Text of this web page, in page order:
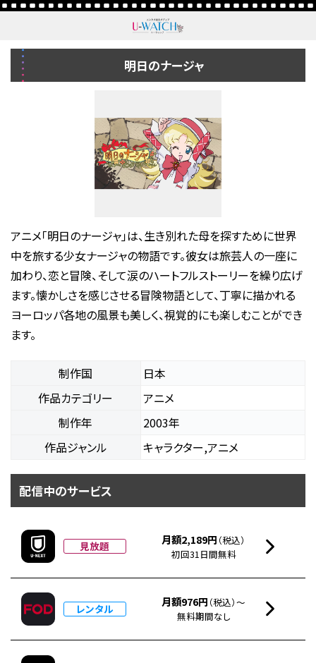
明日のナージャ
アニメ「明日のナージャ」は、生き別れた母を探すために世界
中を旅する少女ナージャの物語です。彼女は旅芸人の一座に
加わり、恋と冒険、そして涙のハートフルストーリーを繰り広げ
ます。懐かしさを感じさせる冒険物語として、丁寧に描かれる
ヨーロッパ各地の風景も美しく、視覚的にも楽しむことができ
ます。
制作国
日本
作品カテゴリー
アニメ
制作年
2003年
作品ジャンル
キャラクター,アニメ
配信中のサービス
見放題 月額2,189円 （税込）
初回31日間無料
レンタル 月額976円 （税込）～
無料期間なし